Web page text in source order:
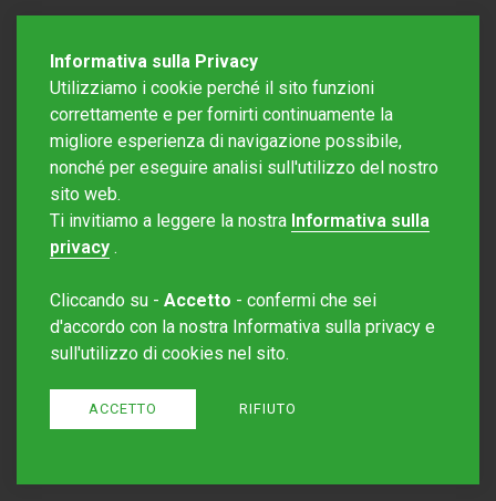
Editore Rotostampa SA
Sito creato daRedesign
Informativa sulla Privacy
Utilizziamo i cookie perché il sito funzioni
correttamente e per fornirti continuamente la
migliore esperienza di navigazione possibile,
nonché per eseguire analisi sull'utilizzo del nostro
sito web.
Ti invitiamo a leggere la nostra Informativa sulla
privacy .
Cliccando su - Accetto - confermi che sei
d'accordo con la nostra Informativa sulla privacy e
sull'utilizzo di cookies nel sito.
ACCETTO RIFIUTO